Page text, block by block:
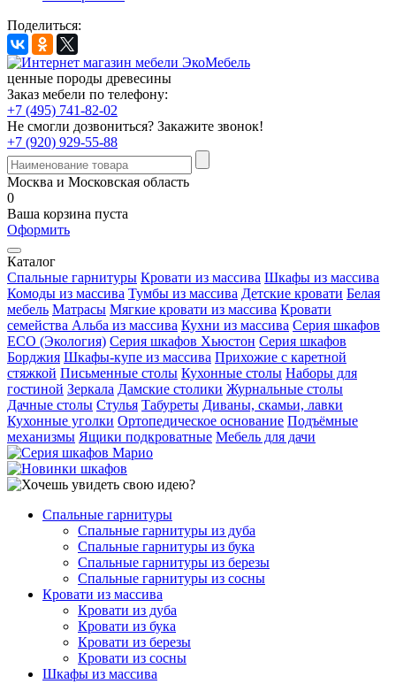
Поделиться:
ценные породы древесины
Заказ мебели по телефону:
+7 (495) 741-82-02
Не смогли дозвониться? Закажите звонок!
+7 (920) 929-55-88
Москва и Московская область
0
Ваша корзина пуста
Оформить
Каталог
Спальные гарнитуры Кровати из массива Шкафы из массива
Комоды из массива Тумбы из массива Детские кровати Белая
мебель Матрасы Мягкие кровати из массива Кровати
семейства Альба из массива Кухни из массива Серия шкафов
ECO (Экология) Серия шкафов Хьюстон Серия шкафов
Борджия Шкафы-купе из массива Прихожие с каретной
стяжкой Письменные столы Кухонные столы Наборы для
гостиной Зеркала Дамские столики Журнальные столы
Дачные столы Стулья Табуреты Диваны, скамьи, лавки
Кухонные уголки Ортопедическое основание Подъёмные
механизмы Ящики подкроватные Мебель для дачи
Спальные гарнитуры
Спальные гарнитуры из дуба
Спальные гарнитуры из бука
Спальные гарнитуры из березы
Спальные гарнитуры из сосны
Кровати из массива
Кровати из дуба
Кровати из бука
Кровати из березы
Кровати из сосны
Шкафы из массива